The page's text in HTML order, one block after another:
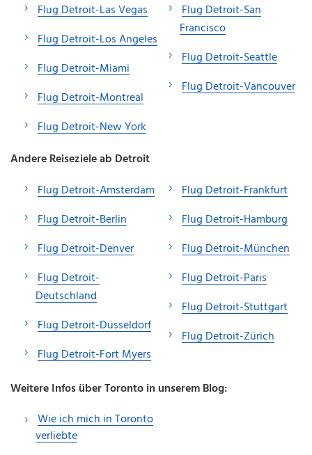
Flug Detroit-Las Vegas
Flug Detroit-Los Angeles
Flug Detroit-Miami
Flug Detroit-Montreal
Flug Detroit-New York
Flug Detroit-San
Francisco
Flug Detroit-Seattle
Flug Detroit-Vancouver
Andere Reiseziele ab Detroit
Flug Detroit-Amsterdam
Flug Detroit-Berlin
Flug Detroit-Denver
Flug Detroit-
Deutschland
Flug Detroit-Düsseldorf
Flug Detroit-Fort Myers
Flug Detroit-Frankfurt
Flug Detroit-Hamburg
Flug Detroit-München
Flug Detroit-Paris
Flug Detroit-Stuttgart
Flug Detroit-Zürich
Weitere Infos über Toronto in unserem Blog:
Wie ich mich in Toronto
verliebte